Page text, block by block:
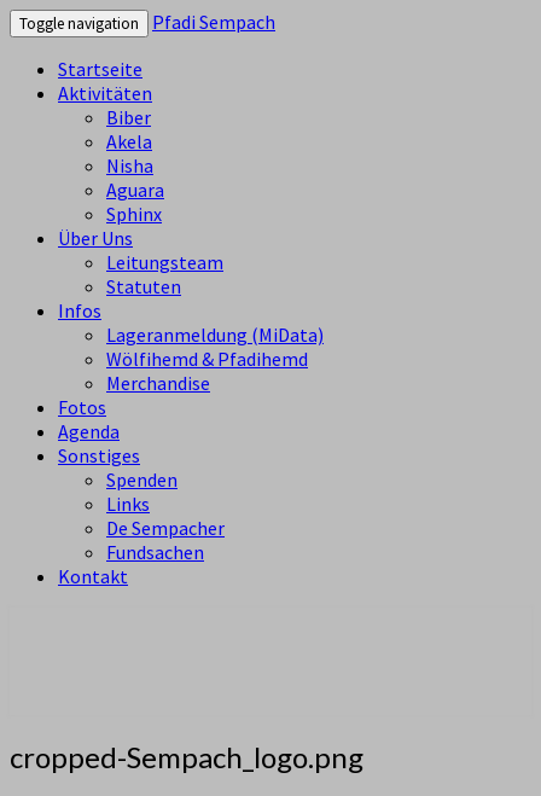
Toggle navigation
Pfadi Sempach
Startseite
Aktivitäten
Biber
Akela
Nisha
Aguara
Sphinx
Über Uns
Leitungsteam
Statuten
Infos
Lageranmeldung (MiData)
Wölfihemd & Pfadihemd
Merchandise
Fotos
Agenda
Sonstiges
Spenden
Links
De Sempacher
Fundsachen
Kontakt
cropped-Sempach_logo.png